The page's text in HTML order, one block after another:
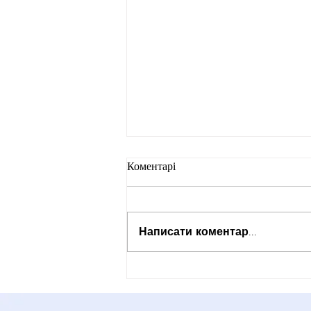
З ГЕНЕРАЛЬНИМ
Коментарі
Написати коментар...